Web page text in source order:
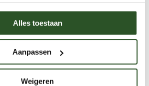
Alles toestaan
Aanpassen
Weigeren
unieke geschenken die perfect
Of het nu gaat om een
feestdag, of zomaar een klein
cadeaus maak je niet alleen
steun je ook de wilde bijen én
Bijenstichting.